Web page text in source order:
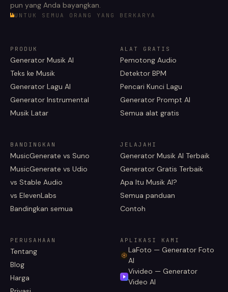
pun yang Anda bayangkan.
UNTUK SEMUA ORANG YANG BERKARYA
PRODUK
Generator Musik AI
Teks ke Musik
Generator Lagu AI
Generator Instrumental
Musik Latar
ALAT GRATIS
Pemotong Audio
Detektor BPM
Pencari Kunci Lagu
Generator Prompt AI
Semua alat gratis
BANDINGKAN
MusicGenerate vs Suno
MusicGenerate vs Udio
vs Stable Audio
vs ElevenLabs
Bandingkan semua
JELAJAHI
Generator Musik AI Terbaik
Generator Gratis Terbaik
Apa Itu Musik AI?
Semua panduan
Contoh
PERUSAHAAN
Tentang
Blog
Harga
APLIKASI KAMI
LaFoto — Generator Foto
AI
Vivideo — Generator
Video AI